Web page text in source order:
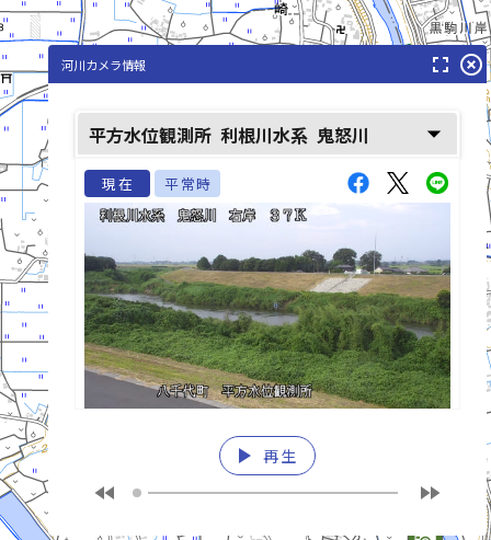
鬼怒川(きぬがわ)
河川カメラ情報 fullscreen highlight_off
平方水位観測所 利根川水系 鬼怒川 arrow_drop_down
現在 平常時
play_arrow 再生
fast_rewind fast_forward